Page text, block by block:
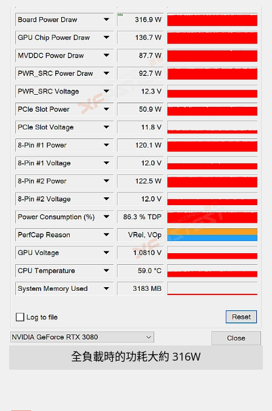
全負載時的功耗大約 316W